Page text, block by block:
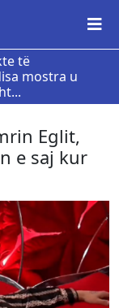
të
mostra u
Eglit,
e saj kur